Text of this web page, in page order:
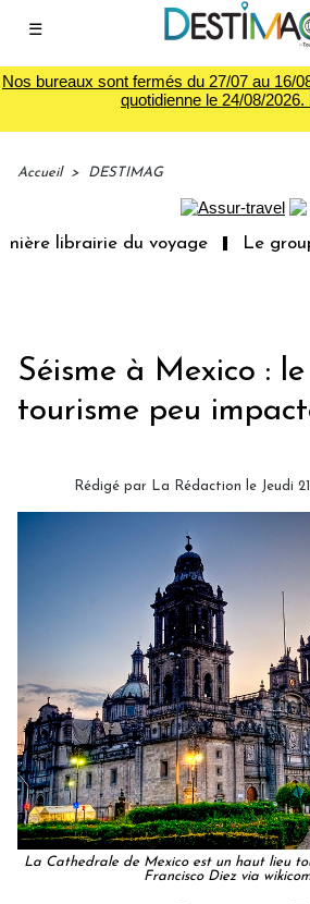
☰
Nos bureaux sont fermés du 27/07 au 16/
quotidienne le 24/08/2026.
Accueil > DESTIMAG
librairie du voyage Le
Séisme à Mexico :
tourisme peu
Rédigé par La Rédaction le Jeudi
La Cathedrale de Mexico est un haut lieu
Francisco Diez via